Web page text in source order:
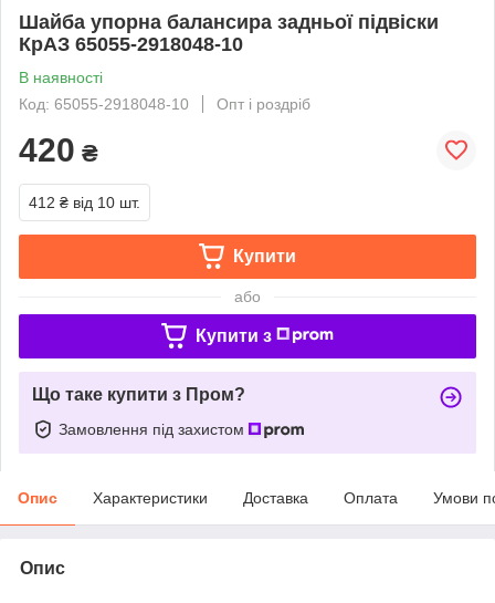
Шайба упорна балансира задньої підвіски
КрАЗ 65055-2918048-10
В наявності
Код: 65055-2918048-10
Опт і роздріб
420 ₴
412 ₴ від 10 шт.
Купити
або
Купити з
Що таке купити з Пром?
Замовлення під захистом
Опис Характеристики Доставка Оплата Умови
Опис